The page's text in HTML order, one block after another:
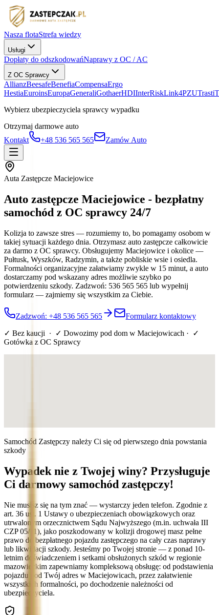
Nasza flotaStrefa wiedzy
Usługi
Dopłaty do odszkodowańNaprawy z OC / AC
Z OC Sprawcy
AllianzBeesafeBenefiaCompensaErgo
HestiaEuroinsEuropaGeneraliGothaerHDIInterRiskLink4PZUTrasti
Wybierz ubezpieczyciela sprawcy wypadku
Otrzymaj darmowe auto
Kontakt
+48 536 565 565 Zamów Auto
Auta Zastępcze Maciejowice
Auto zastępcze Maciejowice - bezpłatny
samochód z OC sprawcy 24/7
Kolizja to zawsze stres — rozumiemy to, bo pomagamy osobom w
takiej sytuacji każdego dnia. Otrzymasz auto zastępcze całkowicie
za darmo z OC sprawcy. Obsługujemy Maciejowice i okolice —
Pułtusk, Wyszków, Radzymin, a także pobliskie wsie i osiedla.
Formalności organizacyjne załatwiamy zwykle w 15 minut, a auto
dostarczamy pod wskazany adres możliwie szybko po
potwierdzeniu szkody. Zadzwoń: 536 565 565 lub wypełnij
formularz — zajmiemy się wszystkim za Ciebie.
Zadzwoń: +48 536 565 565 Formularz kontaktowy
✓ Bez kaucji · ✓ Dowozimy pod dom w Maciejowicach · ✓
Gotówka z OC Sprawcy
Samochód Zastępczy należy Ci się od pierwszego dnia powstania
szkody
Wypadek nie z Twojej winy? Przysługuje
Ci darmowy samochód zastępczy!
Nie musisz się na tym znać — wystarczy jeden telefon. Zgodnie z
art. 36 ust. 1 Ustawy o ubezpieczeniach obowiązkowych oraz
utrwalonym orzecznictwem Sądu Najwyższego (m.in. uchwała III
CZP 05/11), jako poszkodowany w kolizji drogowej masz pełne
prawo do bezpłatnego pojazdu zastępczego na cały czas naprawy
lub likwidacji szkody. Jesteśmy po Twojej stronie — z ponad 10-
letnim doświadczeniem i setkami obsłużonych szkód w regionie
mazowieckim zapewniamy kompleksową obsługę: od podstawienia
pojazdu pod Twój adres w Maciejowicach, przez załatwienie
wszystkich formalności, po dochodzenie należności od
ubezpieczyciela.